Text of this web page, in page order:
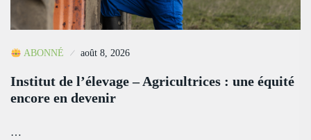
ABONNÉ août 8, 2026
Institut de l’élevage – Agricultrices : une équité
encore en devenir
…